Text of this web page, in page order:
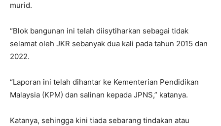
murid.
“Blok bangunan ini telah diisytiharkan sebagai tidak
selamat oleh JKR sebanyak dua kali pada tahun 2015 dan
2022.
“Laporan ini telah dihantar ke Kementerian Pendidikan
Malaysia (KPM) dan salinan kepada JPNS,” katanya.
Katanya, sehingga kini tiada sebarang tindakan atau